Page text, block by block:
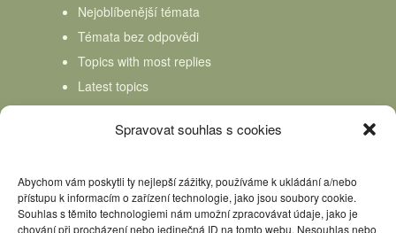
Spravovat souhlas s cookies
Abychom vám poskytli ty nejlepší zážitky, používáme k ukládání a/nebo
přístupu k informacím o zařízení technologie, jako jsou soubory cookie.
Souhlas s těmito technologiemi nám umožní zpracovávat údaje, jako je
chování při procházení nebo jedinečná ID na tomto webu. Nesouhlas nebo
Nejoblíbenější témata
Témata bez odpovědi
Topics with most replies
Latest topics
Topics Freshness